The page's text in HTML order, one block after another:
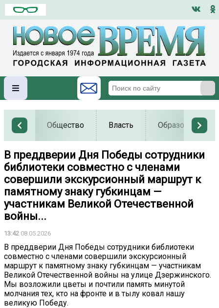
Общество Власть Образование
В преддверии Дня Победы сотрудники
библиотеки совместно с членами
совершили экскурсионный маршрут к
памятному знаку губкинцам —
участникам Великой Отечественной
войны...
13:42 08.05.2026
В преддверии Дня Победы сотрудники библиотеки
совместно с членами совершили экскурсионный
маршрут к памятному знаку губкинцам — участникам
Великой Отечественной войны на улице Дзержинского.
Мы возложили цветы и почтили память минутой
молчания тех, кто на фронте и в тылу ковал нашу
великую Победу.